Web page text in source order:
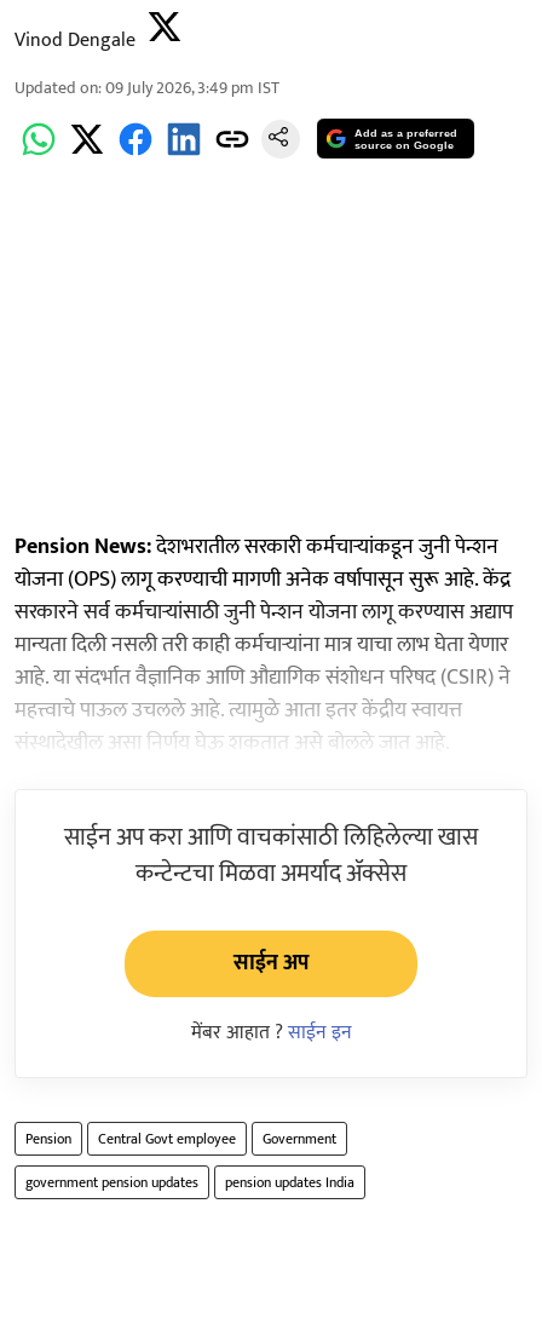
Vinod Dengale
Updated on:09 July 2026, 3:49 pm IST
Add as a preferred
source on Google
Pension News:देशभरातील सरकारी कर्मचाऱ्यांकडून जुनी पेन्शन
योजना (OPS) लागू करण्याची मागणी अनेक वर्षापासून सुरू आहे. केंद्र
सरकारने सर्व कर्मचाऱ्यांसाठी जुनी पेन्शन योजना लागू करण्यास अद्याप
मान्यता दिली नसली तरी काही कर्मचाऱ्यांना मात्र याचा लाभ घेता येणार
आहे. या संदर्भात वैज्ञानिक आणि औद्यागिक संशोधन परिषद (CSIR) ने
महत्त्वाचे पाऊल उचलले आहे. त्यामुळे आता इतर केंद्रीय स्वायत्त
संस्थादेखील असा निर्णय घेऊ शकतात असे बोलले जात आहे.
साईन अप करा आणि वाचकांसाठी लिहिलेल्या खास
कन्टेन्टचा मिळवा अमर्याद ॲक्सेस
साईन अप
मेंबर आहात ?साईन इन
Pension Central Govt employee
Government
government pension updates
pension updates India